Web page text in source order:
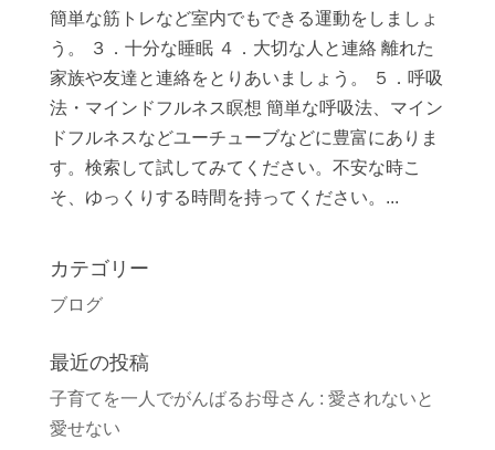
簡単な筋トレなど室内でもできる運動をしましょ
う。 ３．十分な睡眠 ４．大切な人と連絡 離れた
家族や友達と連絡をとりあいましょう。 ５．呼吸
法・マインドフルネス瞑想 簡単な呼吸法、マイン
ドフルネスなどユーチューブなどに豊富にありま
す。検索して試してみてください。不安な時こ
そ、ゆっくりする時間を持ってください。...
カテゴリー
ブログ
最近の投稿
子育てを一人でがんばるお母さん : 愛されないと
愛せない